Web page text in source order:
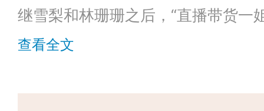
继雪梨和林珊珊之后，“直播带货一
天价罚款。
查看全文